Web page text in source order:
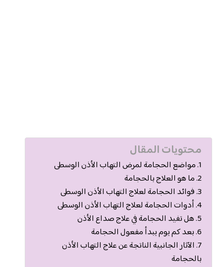
محتويات المقال
مواضع الحجامة لمرض التهاب الأذن الوسطى
ما هو العلاج بالحجامة
فوائد الحجامة لعلاج التهاب الأذن الوسطى
أدوات الحجامة لعلاج التهاب الأذن الوسطى
هل تفيد الحجامة في علاج صداع الأذن
بعد كم يوم يبدأ مفعول الحجامة
الآثار الجانبية الناتجة عن علاج التهاب الأذن
بالحجامة